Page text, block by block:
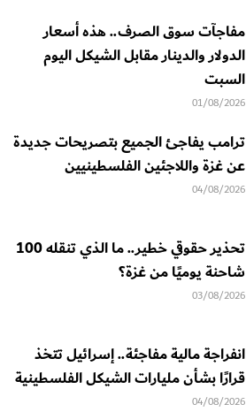
مفاجآت سوق الصرف.. هذه أسعار
الدولار والدينار مقابل الشيكل اليوم
السبت
01/08/2026
ترامب يفاجئ الجميع بتصريحات جديدة
عن غزة واللاجئين الفلسطينيين
04/08/2026
تحذير حقوقي خطير.. ما الذي تنقله 100
شاحنة يوميًا من غزة؟
03/08/2026
انفراجة مالية مفاجئة.. إسرائيل تتخذ
قرارًا بشأن مليارات الشيكل الفلسطينية
04/08/2026